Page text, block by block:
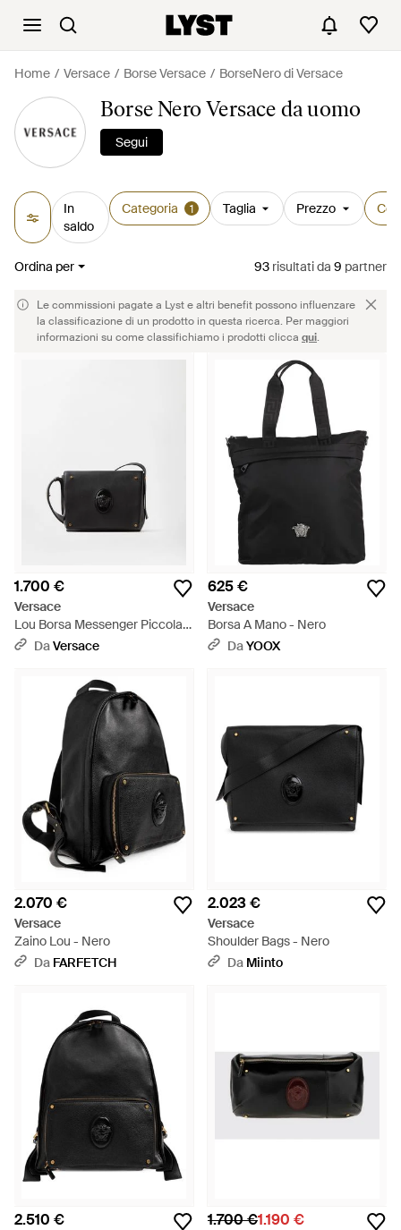
Home Versace Borse Versace BorseNero di Versace
Borse Nero Versace da uomo
Segui
In
saldo
Categoria 1 Taglia Prezzo
Ordina per 93 risultatida 9 partner
Le commissioni pagate a Lyst e altri benefit possono influenzare
la classificazione di un prodotto in questa ricerca. Per maggiori
informazioni su come classifichiamo i prodotti clicca qui.
1.700 €
Versace
Lou Borsa Messenger Piccola -
NeroDaVersace
625 €
Versace
Borsa A Mano - Nero
DaYOOX
2.070 €
Versace
Zaino Lou - Nero
Da FARFETCH
2.023 €
Versace
Shoulder Bags - Nero
Da Miinto
2.510 € 1.700 €1.190 €